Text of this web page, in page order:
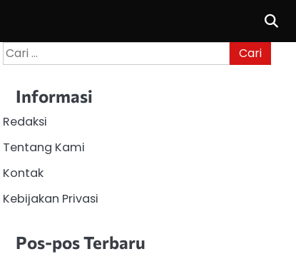
Cari
untuk:
Informasi
Redaksi
Tentang Kami
Kontak
Kebijakan Privasi
Pos-pos Terbaru